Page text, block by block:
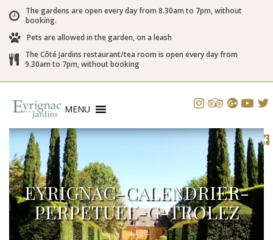
The gardens are open every day from 8.30am to 7pm, without
booking.
Pets are allowed in the garden, on a leash
The Côté Jardins restaurant/tea room is open every day from
9.30am to 7pm, without booking
MENU
EYRIGNAC-CALENDRIER-
PERPETUEL-G-TROLEZ